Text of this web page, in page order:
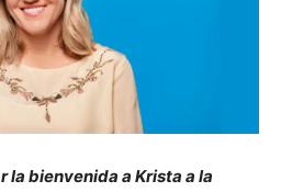
la bienvenida a Krista a la